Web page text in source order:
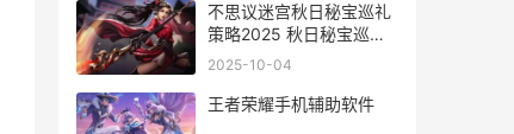
不思议迷宫秋日秘宝巡礼
策略2025 秋日秘宝巡礼
定给越野如何打 不思议迷
2025-10-04
王者荣耀手机辅助软件